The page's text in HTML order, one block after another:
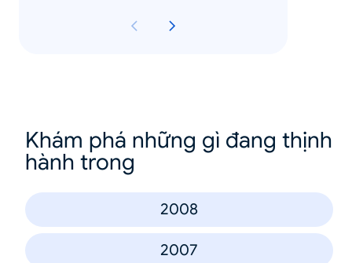
Khám phá những gì đang thịnh
hành trong
2008
2007